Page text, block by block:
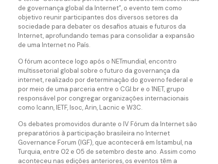
de governança global da Internet”, o evento tem como
objetivo reunir participantes dos diversos setores da
sociedade para debater os desafios atuais e futuros da
Internet, aprofundando temas para consolidar a expansão
de uma Internet no País.
O fórum acontece logo após o NETmundial, encontro
multissetorial global sobre o futuro da governança da
internet, realizado por determinação do governo federal e
por meio de uma parceria entre o CGI.br e o 1NET, grupo
responsável por congregar organizações internacionais
como Icann, IETF, Isoc, Arin, Lacnic e W3C.
Os debates promovidos durante o IV Fórum da Internet são
preparatórios à participação brasileira no Internet
Governance Forum (IGF), que acontecerá em Istambul, na
Turquia, entre 02 e 05 de setembro deste ano. Assim como
aconteceu nas edições anteriores, os eventos têm a